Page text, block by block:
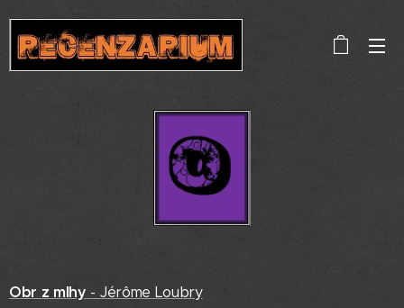
Obr z mlhy - Jérôme Loubry